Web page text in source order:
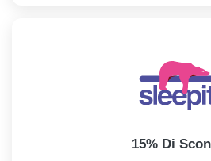
15% Di